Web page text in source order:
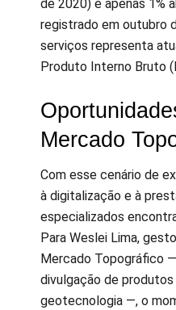
de 2020) e apenas 1%
registrado em outubro
serviços representa
Produto Interno Bruto
Mercado
Com esse cenário de
à digitalização e à
especializados
Para Weslei Lima,
Mercado Topográfico
divulgação de
geotecnologia —, o